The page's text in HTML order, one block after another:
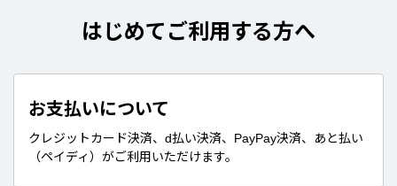
はじめてご利用する方へ
お支払いについて
クレジットカード決済、d払い決済、PayPay決済、あと払い
（ペイディ）がご利用いただけます。